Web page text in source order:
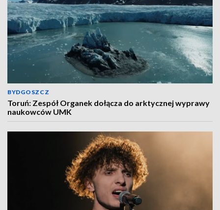
BYDGOSZCZ
Toruń: Zespół Organek dołącza do arktycznej wyprawy
naukowców UMK